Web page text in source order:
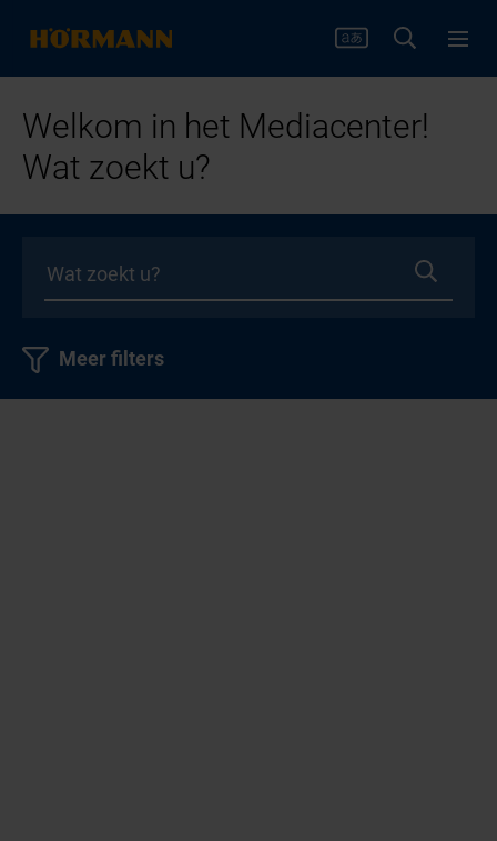
Welkom in het Mediacenter!
Wat zoekt u?
Meer filters